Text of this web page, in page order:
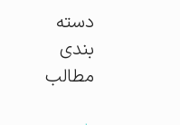
دسته
بندی
مطالب